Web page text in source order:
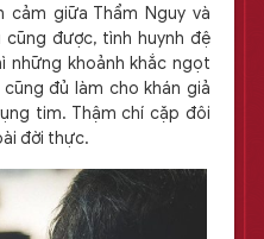
cảm giữa Thẩm Nguy và
cũng được, tình huynh đệ
những khoảnh khắc ngọt
đủ làm cho khán giả
tim. Thậm chí cặp đôi
đời thực.